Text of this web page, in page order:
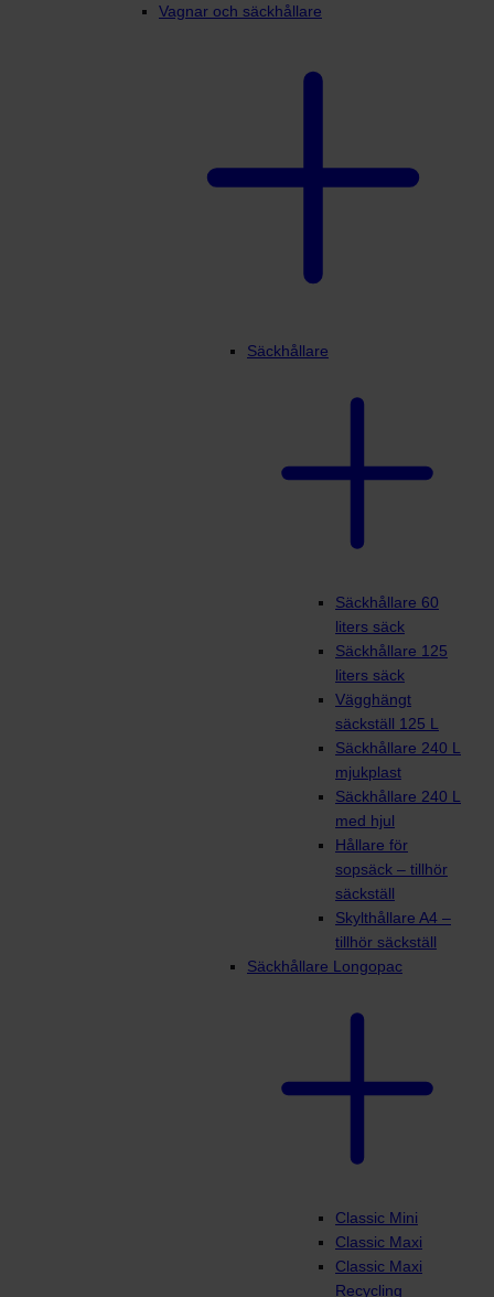
Vagnar och säckhållare
Säckhållare
Säckhållare 60
liters säck
Säckhållare 125
liters säck
Vägghängt
säckställ 125 L
Säckhållare 240 L
mjukplast
Säckhållare 240 L
med hjul
Hållare för
sopsäck – tillhör
säckställ
Skylthållare A4 –
tillhör säckställ
Säckhållare Longopac
Classic Mini
Classic Maxi
Classic Maxi
Recycling